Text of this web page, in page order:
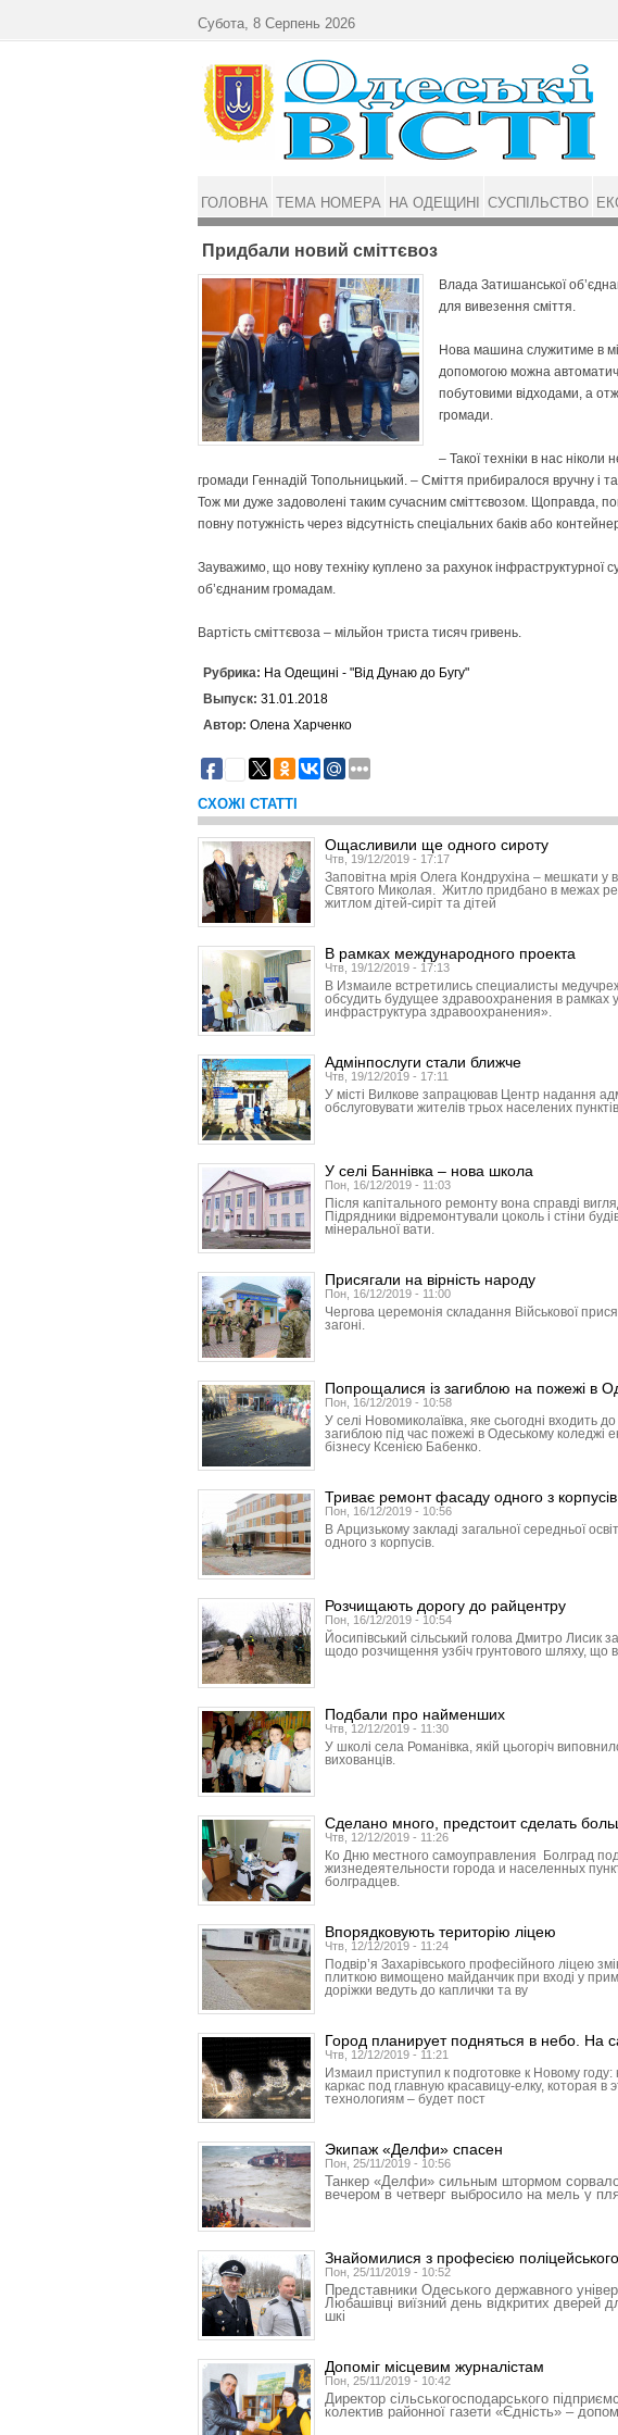
Придбали новий сміттєвоз
Влада Затишанської
для вивезення сміття.
Нова машина служитиме в
допомогою можна
побутовими відходами, а
громади.
– Такої техніки в нас ніколи
громади Геннадій Топольницький. – Сміття прибиралося вручну і
Тож ми дуже задоволені таким сучасним сміттєвозом. Щоправда,
повну потужність через відсутність спеціальних баків або
Зауважимо, що нову техніку куплено за рахунок інфраструктурної
об’єднаним громадам.
Вартість сміттєвоза – мільйон триста тисяч гривень.
Рубрика: На Одещині - "Від Дунаю до Бугу"
Выпуск: 31.01.2018
Автор: Олена Харченко
СХОЖІ СТАТТІ
Ощасливили ще одного сироту
Чтв, 19/12/2019 - 17:17
Заповітна мрія Олега Кондрухіна – мешкати у
Святого Миколая. Житло придбано в межах
житлом дітей-сиріт та дітей
В рамках международного проекта
Чтв, 19/12/2019 - 17:13
В Измаиле встретились специалисты
обсудить будущее здравоохранения в рамках
инфраструктура здравоохранения».
Адмінпослуги стали ближче
Чтв, 19/12/2019 - 17:11
У місті Вилкове запрацював Центр надання
обслуговувати жителів трьох населених
У селі Баннівка – нова школа
Пон, 16/12/2019 - 11:03
Після капітального ремонту вона справді
Підрядники відремонтували цоколь і стіни
мінеральної вати.
Присягали на вірність народу
Пон, 16/12/2019 - 11:00
Чергова церемонія складання Військової
загоні.
Попрощалися із загиблою на пожежі в
Пон, 16/12/2019 - 10:58
У селі Новомиколаївка, яке сьогодні входить
загиблою під час пожежі в Одеському коледжі
бізнесу Ксенією Бабенко.
Триває ремонт фасаду одного з
Пон, 16/12/2019 - 10:56
В Арцизькому закладі загальної середньої
одного з корпусів.
Розчищають дорогу до райцентру
Пон, 16/12/2019 - 10:54
Йосипівський сільський голова Дмитро Лисик
щодо розчищення узбіч грунтового шляху, що
Подбали про найменших
Чтв, 12/12/2019 - 11:30
У школі села Романівка, якій цьогоріч
вихованців.
Сделано много, предстоит сделать
Чтв, 12/12/2019 - 11:26
Ко Дню местного самоуправления Болград
жизнедеятельности города и населенных
болградцев.
Впорядковують територію ліцею
Чтв, 12/12/2019 - 11:24
Подвір’я Захарівського професійного ліцею
плиткою вимощено майданчик при вході у
доріжки ведуть до каплички та ву
Город планирует подняться в небо. На
Чтв, 12/12/2019 - 11:21
Измаил приступил к подготовке к Новому
каркас под главную красавицу-елку, которая
технологиям – будет пост
Экипаж «Делфи» спасен
Пон, 25/11/2019 - 10:56
Танкер «Делфи» сильным штормом
вечером в четверг выбросило на мель у
Знайомилися з професією поліцейського
Пон, 25/11/2019 - 10:52
Представники Одеського державного
Любашівці виїзний день відкритих дверей
шкі
Допоміг місцевим журналістам
Пон, 25/11/2019 - 10:42
Директор сільськогосподарського
колектив районної газети «Єдність» –
Субота, 8 Серпень 2026
ГОЛОВНА ТЕМА НОМЕРА НА ОДЕЩИНІ СУСПІЛЬСТВО